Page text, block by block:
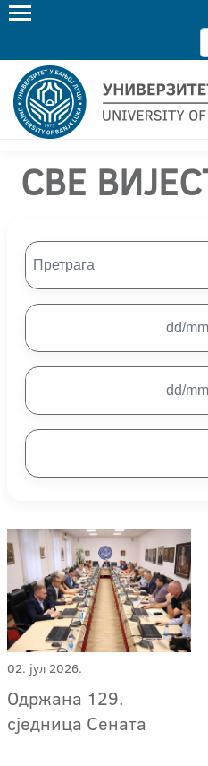
СВЕ
02. јул 2026.
Одржана 129.
сједница Сената